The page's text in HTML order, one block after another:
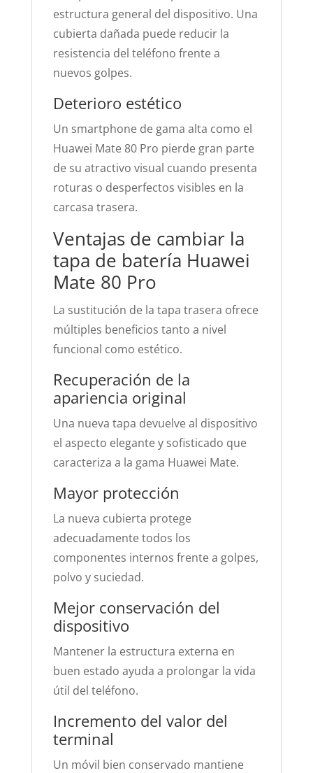
estructura general del dispositivo. Una
cubierta dañada puede reducir la
resistencia del teléfono frente a
nuevos golpes.
Deterioro estético
Un smartphone de gama alta como el
Huawei Mate 80 Pro pierde gran parte
de su atractivo visual cuando presenta
roturas o desperfectos visibles en la
carcasa trasera.
Ventajas de cambiar la
tapa de batería Huawei
Mate 80 Pro
La sustitución de la tapa trasera ofrece
múltiples beneficios tanto a nivel
funcional como estético.
Recuperación de la
apariencia original
Una nueva tapa devuelve al dispositivo
el aspecto elegante y sofisticado que
caracteriza a la gama Huawei Mate.
Mayor protección
La nueva cubierta protege
adecuadamente todos los
componentes internos frente a golpes,
polvo y suciedad.
Mejor conservación del
dispositivo
Mantener la estructura externa en
buen estado ayuda a prolongar la vida
útil del teléfono.
Incremento del valor del
terminal
Un móvil bien conservado mantiene